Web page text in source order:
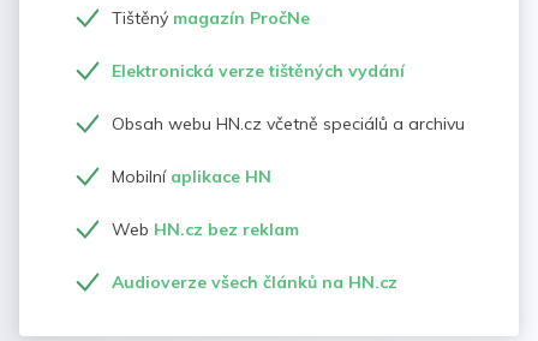
Tištěný magazín PročNe
Elektronická verze tištěných vydání
Obsah webu HN.cz včetně speciálů a archivu
Mobilní aplikace HN
Web HN.cz bez reklam
Audioverze všech článků na HN.cz